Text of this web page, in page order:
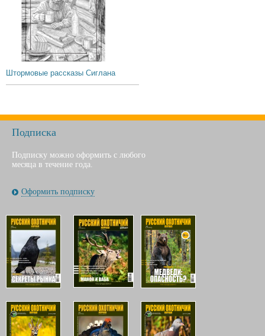
Штормовые рассказы Сиглана
Подписка
Подписку можно оформить с любого
месяца в течение года.
Оформить подписку